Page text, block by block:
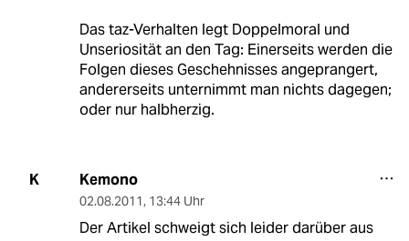
Das taz-Verhalten legt Doppelmoral und
Unseriosität an den Tag: Einerseits werden die
Folgen dieses Geschehnisses angeprangert,
andererseits unternimmt man nichts dagegen;
oder nur halbherzig.
K Kemono
02.08.2011, 13:44 Uhr
Der Artikel schweigt sich leider darüber aus